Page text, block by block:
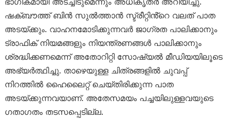
ഷക്ബൗത്ത് ബിൻ സുൽത്താൻ സ്ട്രീറ്റിൻ്റെ വലത് പാത
അടയ്‌ക്കും. വാഹനമോടിക്കുന്നവർ ജാഗ്രത പാലിക്കാനും
ട്രാഫിക് നിയമങ്ങളും നിയന്ത്രണങ്ങൾ പാലിക്കാനും
ശ്രദ്ധിക്കണമെന്ന് അതോറിറ്റി സോഷ്യൽ മീഡിയയിലൂടെ
അഭ്യർത്ഥിച്ചു. താഴെയുള്ള ചിത്രങ്ങളിൽ ചുവപ്പ്
നിറത്തിൽ ഹൈലൈറ്റ് ചെയ്‌തിരിക്കുന്ന പാത
അടയ്‌ക്കുന്നവയാണ്. അതേസമയം പച്ചയിലുള്ളവയുടെ ​
ഗതാ​ഗതം തടസപ്പെടില്ല.